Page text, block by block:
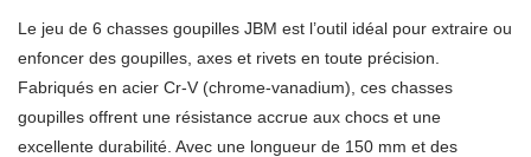
Le jeu de 6 chasses goupilles JBM est l’outil idéal pour extraire ou
enfoncer des goupilles, axes et rivets en toute précision.
Fabriqués en acier Cr-V (chrome-vanadium), ces chasses
goupilles offrent une résistance accrue aux chocs et une
excellente durabilité. Avec une longueur de 150 mm et des